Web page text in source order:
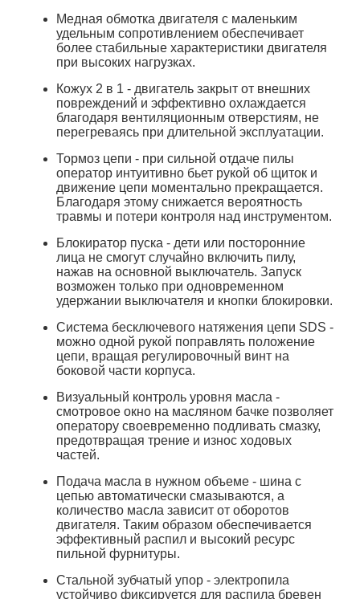
Медная обмотка двигателя с маленьким
удельным сопротивлением обеспечивает
более стабильные характеристики двигателя
при высоких нагрузках.
Кожух 2 в 1 - двигатель закрыт от внешних
повреждений и эффективно охлаждается
благодаря вентиляционным отверстиям, не
перегреваясь при длительной эксплуатации.
Тормоз цепи - при сильной отдаче пилы
оператор интуитивно бьет рукой об щиток и
движение цепи моментально прекращается.
Благодаря этому снижается вероятность
травмы и потери контроля над инструментом.
Блокиратор пуска - дети или посторонние
лица не смогут случайно включить пилу,
нажав на основной выключатель. Запуск
возможен только при одновременном
удержании выключателя и кнопки блокировки.
Система бесключевого натяжения цепи SDS -
можно одной рукой поправлять положение
цепи, вращая регулировочный винт на
боковой части корпуса.
Визуальный контроль уровня масла -
смотровое окно на масляном бачке позволяет
оператору своевременно подливать смазку,
предотвращая трение и износ ходовых
частей.
Подача масла в нужном объеме - шина с
цепью автоматически смазываются, а
количество масла зависит от оборотов
двигателя. Таким образом обеспечивается
эффективный распил и высокий ресурс
пильной фурнитуры.
Стальной зубчатый упор - электропила
устойчиво фиксируется для распила бревен